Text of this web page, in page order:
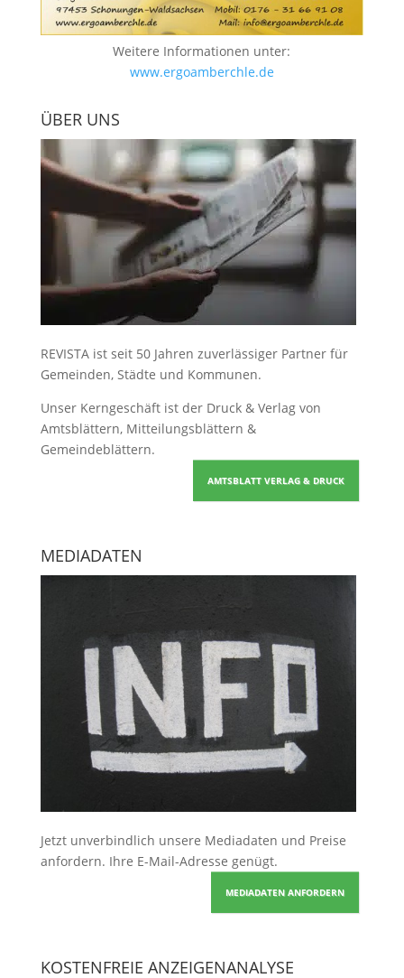
Weitere Informationen unter:
www.ergoamberchle.de
ÜBER UNS
REVISTA ist seit 50 Jahren zuverlässiger Partner für
Gemeinden, Städte und Kommunen.
Unser Kerngeschäft ist der Druck & Verlag von
Amtsblättern, Mitteilungsblättern &
Gemeindeblättern.
AMTSBLATT VERLAG & DRUCK
MEDIADATEN
Jetzt unverbindlich unsere Mediadaten und Preise
anfordern. Ihre E-Mail-Adresse genügt.
MEDIADATEN ANFORDERN
KOSTENFREIE ANZEIGENANALYSE